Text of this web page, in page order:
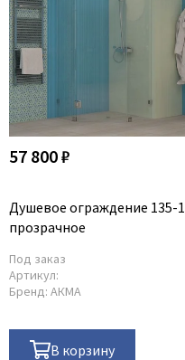
57 800 ₽
Душевое ограждение 135-1
прозрачное
Под заказ
Артикул:
Бренд: АКМА
В корзину